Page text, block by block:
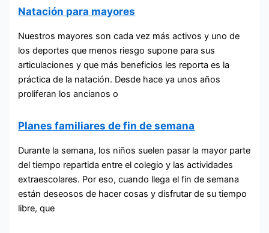
Natación para mayores
Nuestros mayores son cada vez más activos y uno de
los deportes que menos riesgo supone para sus
articulaciones y que más beneficios les reporta es la
práctica de la natación. Desde hace ya unos años
proliferan los ancianos o
Planes familiares de fin de semana
Durante la semana, los niños suelen pasar la mayor parte
del tiempo repartida entre el colegio y las actividades
extraescolares. Por eso, cuando llega el fin de semana
están deseosos de hacer cosas y disfrutar de su tiempo
libre, que